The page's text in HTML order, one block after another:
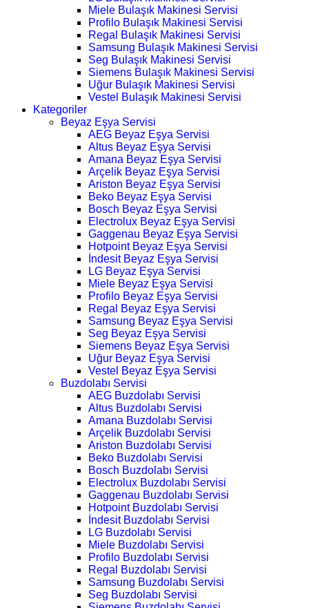
Miele Bulaşık Makinesi Servisi
Profilo Bulaşık Makinesi Servisi
Regal Bulaşık Makinesi Servisi
Samsung Bulaşık Makinesi Servisi
Seg Bulaşık Makinesi Servisi
Siemens Bulaşık Makinesi Servisi
Uğur Bulaşık Makinesi Servisi
Vestel Bulaşık Makinesi Servisi
Kategoriler
Beyaz Eşya Servisi
AEG Beyaz Eşya Servisi
Altus Beyaz Eşya Servisi
Amana Beyaz Eşya Servisi
Arçelik Beyaz Eşya Servisi
Ariston Beyaz Eşya Servisi
Beko Beyaz Eşya Servisi
Bosch Beyaz Eşya Servisi
Electrolux Beyaz Eşya Servisi
Gaggenau Beyaz Eşya Servisi
Hotpoint Beyaz Eşya Servisi
İndesit Beyaz Eşya Servisi
LG Beyaz Eşya Servisi
Miele Beyaz Eşya Servisi
Profilo Beyaz Eşya Servisi
Regal Beyaz Eşya Servisi
Samsung Beyaz Eşya Servisi
Seg Beyaz Eşya Servisi
Siemens Beyaz Eşya Servisi
Uğur Beyaz Eşya Servisi
Vestel Beyaz Eşya Servisi
Buzdolabı Servisi
AEG Buzdolabı Servisi
Altus Buzdolabı Servisi
Amana Buzdolabı Servisi
Arçelik Buzdolabı Servisi
Ariston Buzdolabı Servisi
Beko Buzdolabı Servisi
Bosch Buzdolabı Servisi
Electrolux Buzdolabı Servisi
Gaggenau Buzdolabı Servisi
Hotpoint Buzdolabı Servisi
İndesit Buzdolabı Servisi
LG Buzdolabı Servisi
Miele Buzdolabı Servisi
Profilo Buzdolabı Servisi
Regal Buzdolabı Servisi
Samsung Buzdolabı Servisi
Seg Buzdolabı Servisi